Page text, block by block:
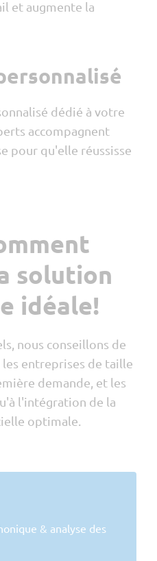
et augmente la
dédié à votre
accompagnent
pour qu'elle réussisse
solution
idéale!
nous conseillons de
entreprises de taille
demande, et les
l'intégration de la
optimale.
& analyse des